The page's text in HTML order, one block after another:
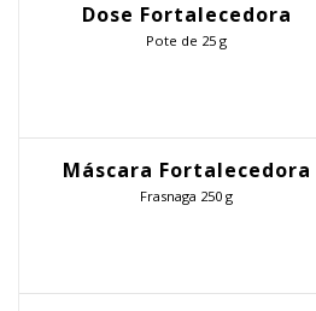
Dose Fortalecedora
Pote de 25 g
Máscara Fortalecedora
Frasnaga 250 g